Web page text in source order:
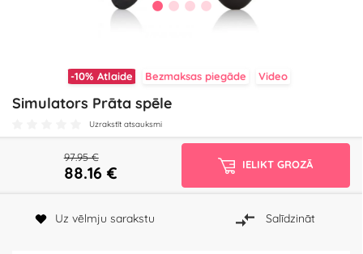
-10% Atlaide Bezmaksas piegāde Video
Simulators Prāta spēle
Uzrakstīt atsauksmi
97.95 €
88.16€ IELIKT GROZĀ
Uz vēlmju sarakstu Salīdzināt